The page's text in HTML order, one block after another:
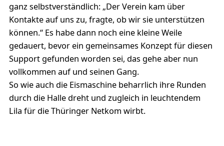
ganz selbstverständlich: „Der Verein kam über
Kontakte auf uns zu, fragte, ob wir sie unterstützen
können.“ Es habe dann noch eine kleine Weile
gedauert, bevor ein gemeinsames Konzept für diesen
Support gefunden worden sei, das gehe aber nun
vollkommen auf und seinen Gang.
So wie auch die Eismaschine beharrlich ihre Runden
durch die Halle dreht und zugleich in leuchtendem
Lila für die Thüringer Netkom wirbt.